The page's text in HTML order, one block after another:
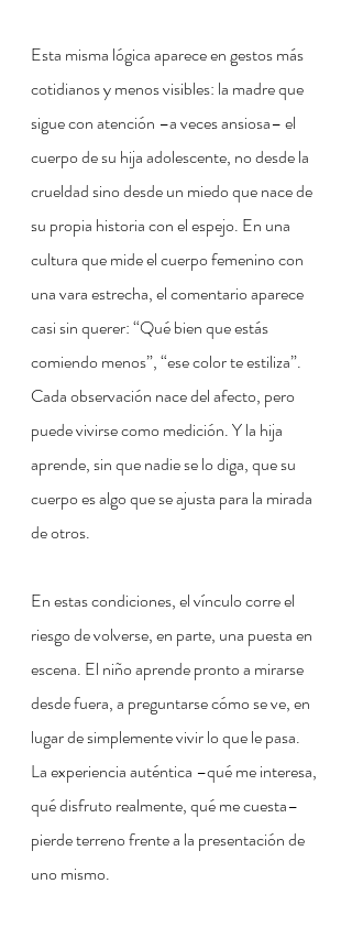
Esta misma lógica aparece en gestos más
cotidianos y menos visibles: la madre que
sigue con atención –a veces ansiosa– el
cuerpo de su hija adolescente, no desde la
crueldad sino desde un miedo que nace de
su propia historia con el espejo. En una
cultura que mide el cuerpo femenino con
una vara estrecha, el comentario aparece
casi sin querer: “Qué bien que estás
comiendo menos”, “ese color te estiliza”.
Cada observación nace del afecto, pero
puede vivirse como medición. Y la hija
aprende, sin que nadie se lo diga, que su
cuerpo es algo que se ajusta para la mirada
de otros.
En estas condiciones, el vínculo corre el
riesgo de volverse, en parte, una puesta en
escena. El niño aprende pronto a mirarse
desde fuera, a preguntarse cómo se ve, en
lugar de simplemente vivir lo que le pasa.
La experiencia auténtica –qué me interesa,
qué disfruto realmente, qué me cuesta–
pierde terreno frente a la presentación de
uno mismo.